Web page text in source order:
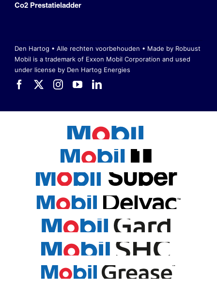
Co2 Prestatieladder
Den Hartog • Alle rechten voorbehouden • Made by Robuust
Mobil is a trademark of Exxon Mobil Corporation and used
under license by Den Hartog Energies